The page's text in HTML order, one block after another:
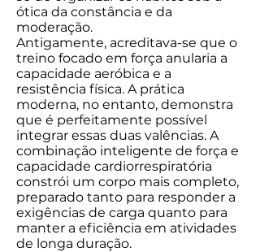
ótica da constância e da
moderação.
Antigamente, acreditava-se que o
treino focado em força anularia a
capacidade aeróbica e a
resistência física. A prática
moderna, no entanto, demonstra
que é perfeitamente possível
integrar essas duas valências. A
combinação inteligente de força e
capacidade cardiorrespiratória
constrói um corpo mais completo,
preparado tanto para responder a
exigências de carga quanto para
manter a eficiência em atividades
de longa duração.